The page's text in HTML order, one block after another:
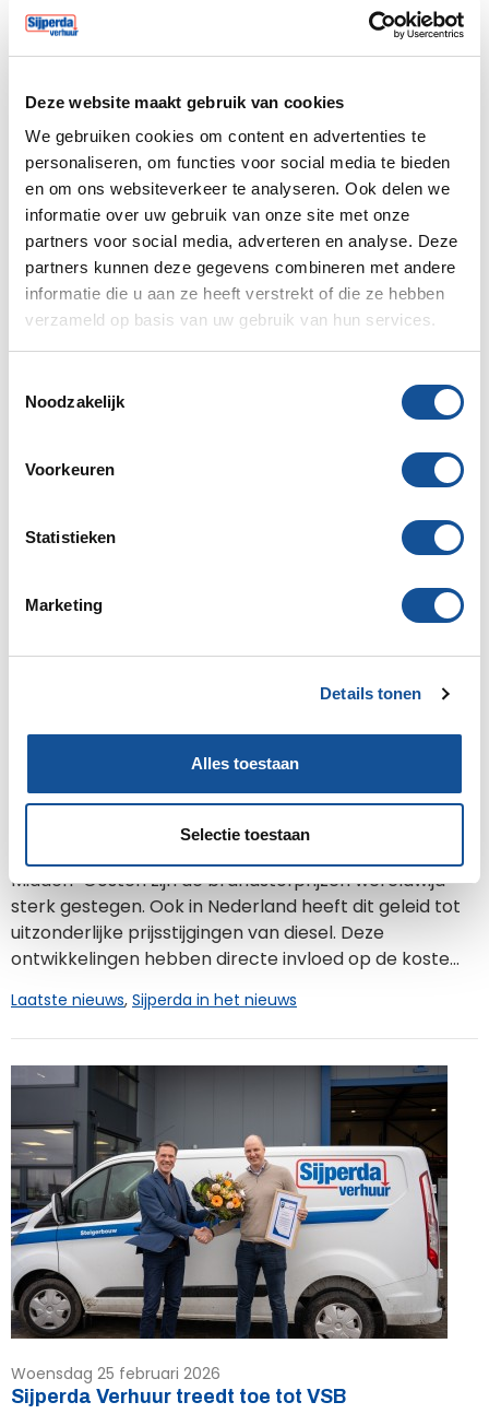
Deze website maakt gebruik van cookies
We gebruiken cookies om content en advertenties te
personaliseren, om functies voor social media te bieden
en om ons websiteverkeer te analyseren. Ook delen we
informatie over uw gebruik van onze site met onze
partners voor social media, adverteren en analyse. Deze
partners kunnen deze gegevens combineren met andere
informatie die u aan ze heeft verstrekt of die ze hebben
verzameld op basis van uw gebruik van hun services.
e
Noodzakelijk
Voorkeuren
Statistieken
Marketing
Details tonen
Alles toestaan
Selectie toestaan
Woensdag 25 maart 2026
Aangepaste openingstijden en klusvoordeel in
april
In april gelden er op een aantal dagen aangepaste
openingstijden bij Sijperda Verhuur. Daarnaast
profiteer je rond deze dagen van ons klusvoordeel: 1
dag extra huren tegen dezelfde prijs.Aangepaste
Laatste nieuws,
Dieselolietoeslag vanwege stijgende
Midden-Oosten zijn de brandstofprijzen wereldwijd
sterk gestegen. Ook in Nederland heeft dit geleid tot
uitzonderlijke prijsstijgingen van diesel. Deze
ontwikkelingen hebben directe invloed op de koste...
Laatste nieuws, Sijperda in het nieuws
Woensdag 25 februari 2026
Sijperda Verhuur treedt toe tot VSB